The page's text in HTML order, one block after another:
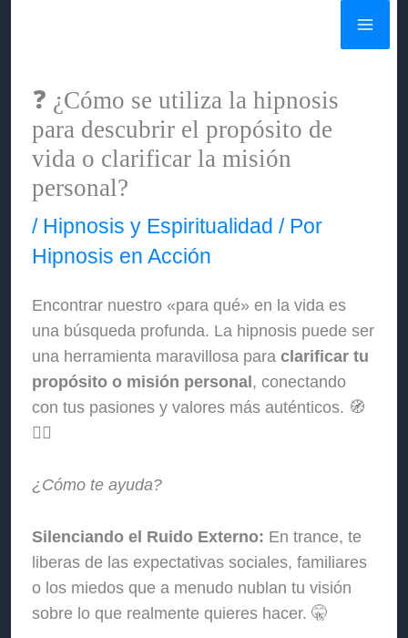
❓ ¿Cómo se utiliza la hipnosis
para descubrir el propósito de
vida o clarificar la misión
personal?
/ Hipnosis y Espiritualidad / Por
Hipnosis en Acción
Encontrar nuestro «para qué» en la vida es
una búsqueda profunda. La hipnosis puede ser
una herramienta maravillosa paraclarificar tu
propósito o misión personal, conectando
con tus pasiones y valores más auténticos. 🧭
❤️‍🔥
¿Cómo te ayuda?
Silenciando el Ruido Externo: En trance, te
liberas de las expectativas sociales, familiares
o los miedos que a menudo nublan tu visión
sobre lo que realmente quieres hacer. 🤫